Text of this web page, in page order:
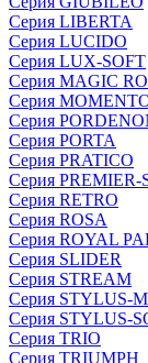
Серия LIBERTA
Серия LUCIDO
Серия LUX-SOFT
Серия MAGIC
Серия
Серия
Серия PORTA
Серия PRATICO
Серия PREMIER-
Серия RETRO
Серия ROSA
Серия ROYAL
Серия SLIDER
Серия STREAM
Серия STYLUS-M
Серия STYLUS-
Серия TRIO
Серия TRIUMPH